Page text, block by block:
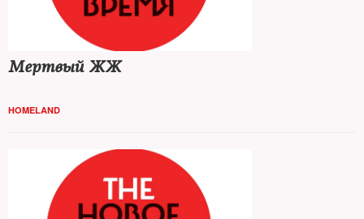
Мертвый ЖЖ
HOMELAND